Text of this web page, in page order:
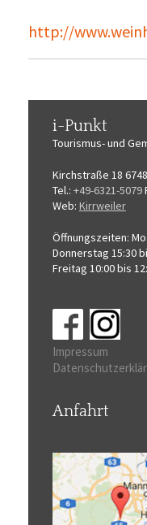
http://
i-Punkt
Tourismus-und
Kirchstraße 18
Tel.: +49-6321-5079
Web: Kirrweiler
Öffnungszeiten:
Donnerstag 15:30
Freitag 10:00 bis
Impressum
Anfahrt